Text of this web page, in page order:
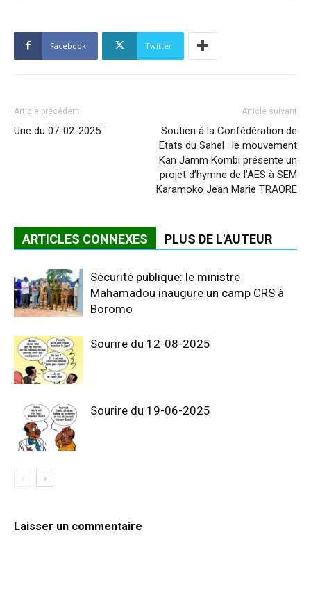
Facebook Twitter
Article précédent
Une du 07-02-2025
Article suivant
Soutien à la Confédération de
Etats du Sahel : le mouvement
Kan Jamm Kombi présente un
projet d’hymne de l’AES à SEM
Karamoko Jean Marie TRAORE
ARTICLES CONNEXES PLUS DE L'AUTEUR
Sécurité publique: le ministre
Mahamadou inaugure un camp CRS à
Boromo
Sourire du 12-08-2025
Sourire du 19-06-2025
Laisser un commentaire